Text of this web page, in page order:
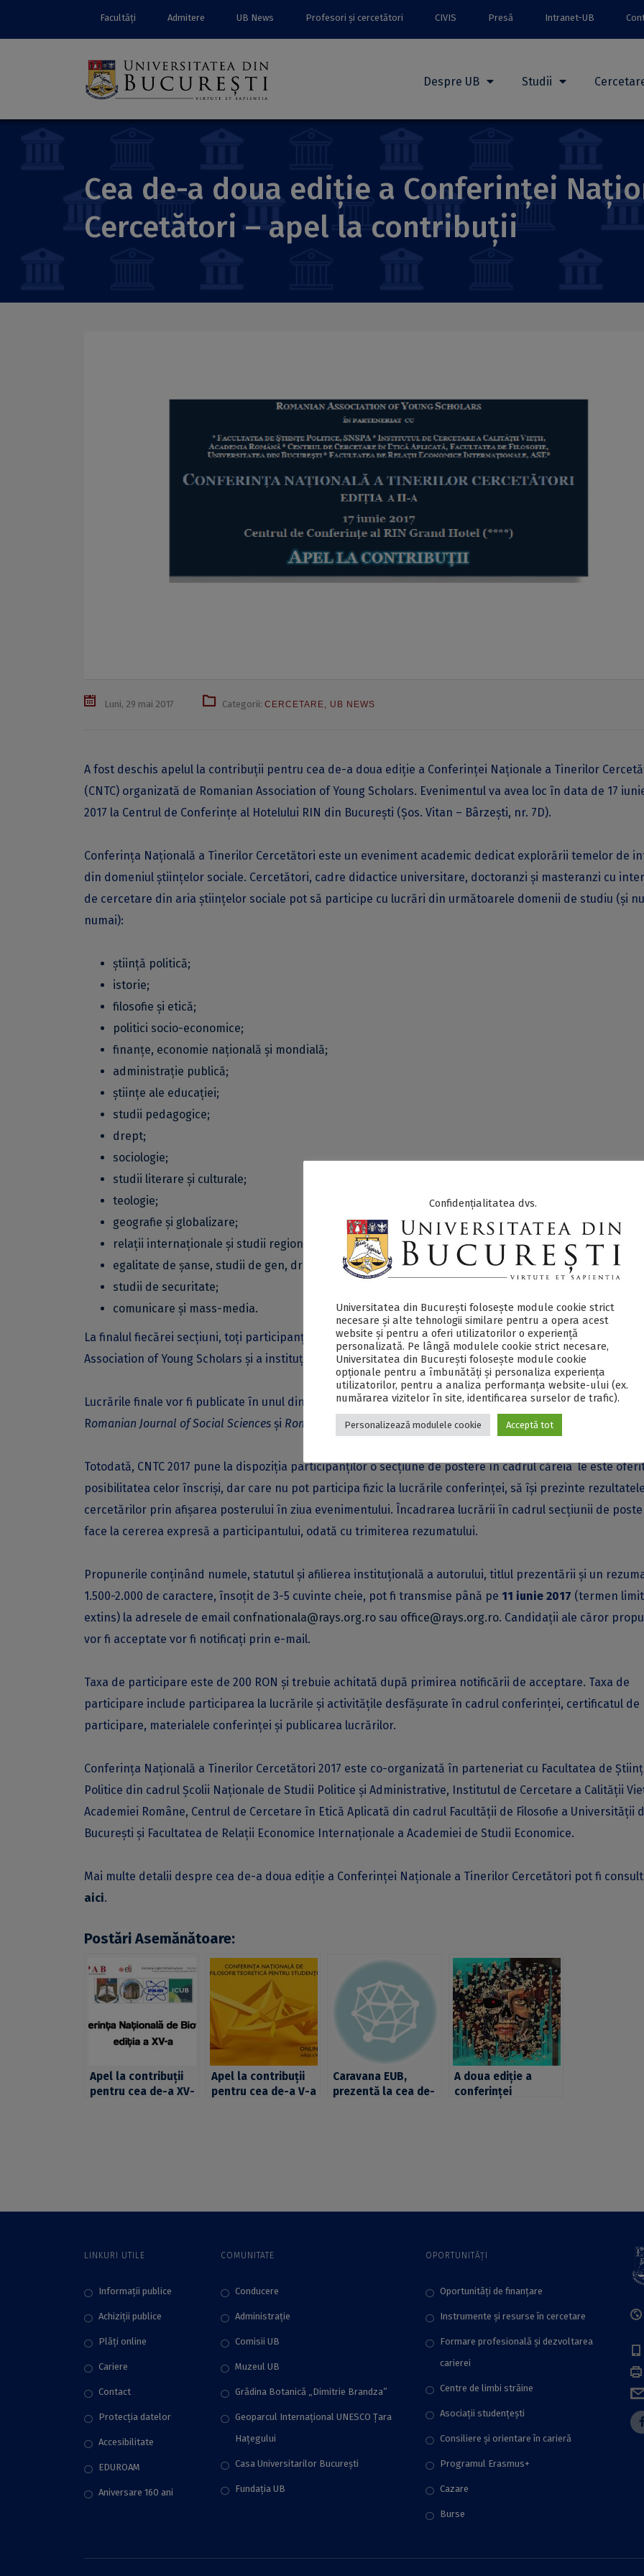
Facultăți Admitere UB News Profesori și cercetători CIVIS Presă Intranet-UB
Despre UB Studii
Cea de-a doua ediție a Conferinței
Cercetători – apel la contribuții
Luni, 29 mai 2017 Categorii: CERCETARE, UB NEWS
A fost deschis apelul la contribuții pentru cea de-a doua ediție a Conferinței Naționale a Tinerilor
(CNTC) organizată de Romanian Association of Young Scholars. Evenimentul va avea loc în data de 17
2017 la Centrul de Conferințe al Hotelului RIN din București (Șos. Vitan – Bârzești, nr. 7D).
Conferința Națională a Tinerilor Cercetători este un eveniment academic dedicat explorării temelor de
din domeniul științelor sociale. Cercetători, cadre didactice universitare, doctoranzi și masteranzi cu
de cercetare din aria științelor sociale pot să participe cu lucrări din următoarele domenii de studiu (și nu
numai):
știință politică;
istorie;
filosofie și etică;
politici socio-economice;
finanțe, economie națională și mondială;
administrație publică;
științe ale educației;
studii pedagogice;
drept;
sociologie;
studii literare și culturale;
teologie;
geografie și globalizare;
relații internaționale și studii regionale;
egalitate de șanse, studii de gen, drepturile omului;
studii de securitate;
comunicare și mass-media.
La finalul fiecărei secțiuni, toți participanții vor primi un certificat de participare din partea Romanian
Association of Young Scholars și a instituției co-organizatoare a secțiunii.
Lucrările finale vor fi publicate în unul dintre jurnalele academice coordonate și editate de către RAYS:
Romanian Journal of Social Sciences și Romanian Review of Young Researchers
Totodată, CNTC 2017 pune la dispoziția participanților o secțiune de postere în cadrul căreia le este
posibilitatea celor înscriși, dar care nu pot participa fizic la lucrările conferinței, să își prezinte rezultatele
cercetărilor prin afișarea posterului în ziua evenimentului. Încadrarea lucrării în cadrul secțiunii de
face la cererea expresă a participantului, odată cu trimiterea rezumatului.
Propunerile conținând numele, statutul şi afilierea instituţională a autorului, titlul prezentării şi un
1.500-2.000 de caractere, însoțit de 3-5 cuvinte cheie, pot fi transmise până pe 11 iunie 2017 (termen
extins) la adresele de email confnationala@rays.org.ro sau office@rays.org.ro. Candidații ale căror
vor fi acceptate vor fi notificați prin e-mail.
Taxa de participare este de 200 RON și trebuie achitată după primirea notificării de acceptare. Taxa de
participare include participarea la lucrările și activitățile desfășurate în cadrul conferinței, certificatul de
participare, materialele conferinței și publicarea lucrărilor.
Conferința Națională a Tinerilor Cercetători 2017 este co-organizată în parteneriat cu Facultatea de
Politice din cadrul Școlii Naționale de Studii Politice și Administrative, Institutul de Cercetare a Calității
Academiei Române, Centrul de Cercetare în Etică Aplicată din cadrul Facultății de Filosofie a Universității
București și Facultatea de Relații Economice Internaționale a Academiei de Studii Economice.
Mai multe detalii despre cea de-a doua ediție a Conferinței Naționale a Tinerilor Cercetători pot fi
aici.
Postări Asemănătoare:
Apel la contribuții
pentru cea de-a XV-
Apel la contribuții
pentru cea de-a V-a
din cadrul UB
Caravana EUB,
prezentă la cea de-
A doua ediție a
conferinței
Universității din
LINKURI UTILE
Informații publice
Achiziții publice
Plăţi online
Cariere
Contact
Protecţia datelor
Accesibilitate
EDUROAM
Aniversare 160 ani
COMUNITATE
Conducere
Administraţie
Comisii UB
Muzeul UB
Grădina Botanică „Dimitrie Brandza”
Geoparcul Internațional UNESCO Țara
Hațegului
Casa Universitarilor București
Fundaţia UB
OPORTUNITĂȚI
Oportunități de finanțare
Instrumente și resurse în cercetare
Formare profesională și dezvoltarea
carierei
Centre de limbi străine
Asociații studențești
Consiliere şi orientare în carieră
Programul Erasmus+
Cazare
Burse
Confidențialitatea dvs.
Universitatea din București folosește module cookie strict
necesare și alte tehnologii similare pentru a opera acest
website și pentru a oferi utilizatorilor o experiență
personalizată. Pe lângă modulele cookie strict necesare,
Universitatea din București folosește module cookie
opționale pentru a îmbunătăți și personaliza experiența
utilizatorilor, pentru a analiza performanța website-ului (ex.
numărarea vizitelor în site, identificarea surselor de trafic).
Personalizează modulele cookie Acceptă tot